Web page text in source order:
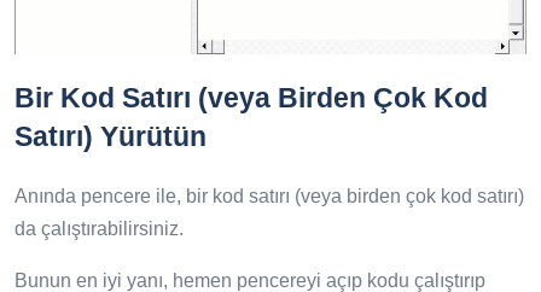
Bir Kod Satırı (veya Birden Çok Kod
Satırı) Yürütün
Anında pencere ile, bir kod satırı (veya birden çok kod satırı)
da çalıştırabilirsiniz.
Bunun en iyi yanı, hemen pencereyi açıp kodu çalıştırıp